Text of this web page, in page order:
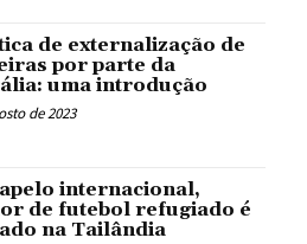
de externalização de
por parte da
uma introdução
de 2023
internacional,
de futebol refugiado é
na Tailândia